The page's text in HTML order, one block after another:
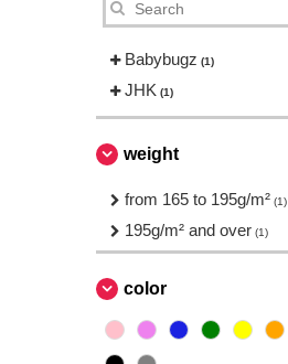
Babybugz (1)
JHK (1)
weight
from 165 to 195g/m² (1)
195g/m² and over (1)
color